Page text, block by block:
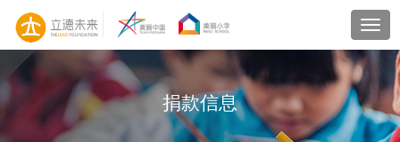
捐款信息